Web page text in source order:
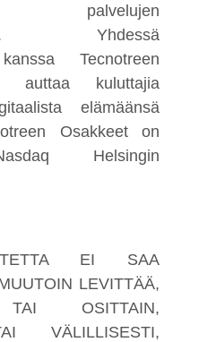
palvelujen
Yhdessä
Tecnotreen
auttaa kuluttajia
elämäänsä
Osakkeet on
Helsingin
EI SAA
LEVITTÄÄ,
TAI OSITTAIN,
VÄLILLISESTI,